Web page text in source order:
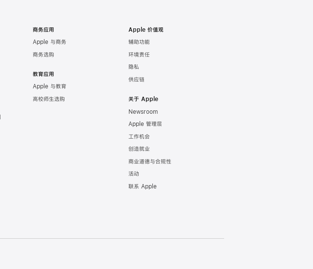
商务应用
Apple 与商务
商务选购
教育应用
Apple 与教育
高校师生选购
Apple 价值观
辅助功能
环境责任
隐私
供应链
关于 Apple
Newsroom
Apple 管理层
工作机会
创造就业
商业道德与合规性
活动
联系 Apple